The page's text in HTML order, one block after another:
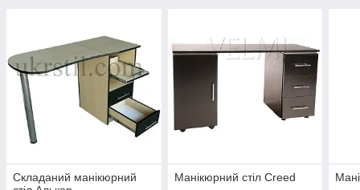
Складаний манікюрний
Манікюрний стіл Creed